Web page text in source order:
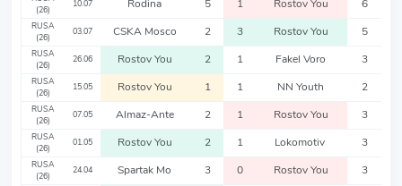
(26)
10.07 Rodina 5 1 Rostov You 6
RUSA
(26)
03.07 CSKA Mosco 2 3 Rostov You 5
RUSA
(26)
26.06 Rostov You 2 1 Fakel Voro 3
RUSA
(26)
15.05 Rostov You 1 1 NN Youth 2
RUSA
(26)
07.05 Almaz-Ante 2 1 Rostov You 3
RUSA
(26)
01.05 Rostov You 2 1 Lokomotiv 3
RUSA
(26)
24.04 Spartak Mo 3 0 Rostov You 3